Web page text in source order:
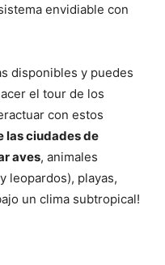
envidiable con
disponibles y puedes
el tour de los
con estos
las ciudades de
aves, animales
leopardos), playas,
un clima subtropical!